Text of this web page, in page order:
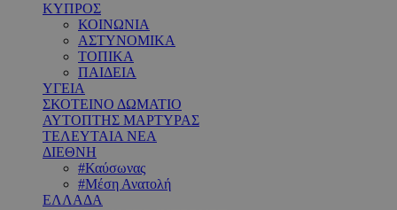
ΚΥΠΡΟΣ
ΚΟΙΝΩΝΙΑ
ΑΣΤΥΝΟΜΙΚΑ
ΤΟΠΙΚΑ
ΠΑΙΔΕΙΑ
ΥΓΕΙΑ
ΣΚΟΤΕΙΝΟ ΔΩΜΑΤΙΟ
ΑΥΤΟΠΤΗΣ ΜΑΡΤΥΡΑΣ
ΤΕΛΕΥΤΑΙΑ ΝΕΑ
ΔΙΕΘΝΗ
#Καύσωνας
#Μέση Ανατολή
ΕΛΛΑΔΑ